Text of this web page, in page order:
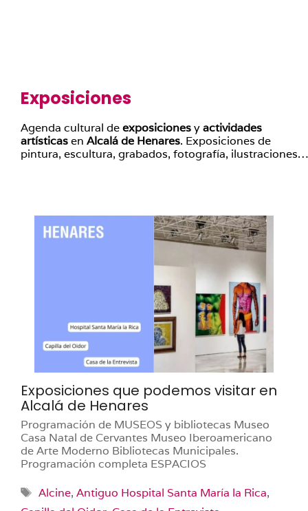
Exposiciones
Agenda cultural deexposicionesyactividades
artísticasen Alcalá de Henares. Exposiciones de
pintura, escultura, grabados, fotografía, ilustraciones…
Exposiciones que podemos visitar en
Alcalá de Henares
Programación de MUSEOS y bibliotecas Museo
Casa Natal de Cervantes Museo Iberoamericano
de Arte Moderno Bibliotecas Municipales.
Programación completa ESPACIOS
Etiquetas
Alcine, Antiguo Hospital Santa María la Rica,